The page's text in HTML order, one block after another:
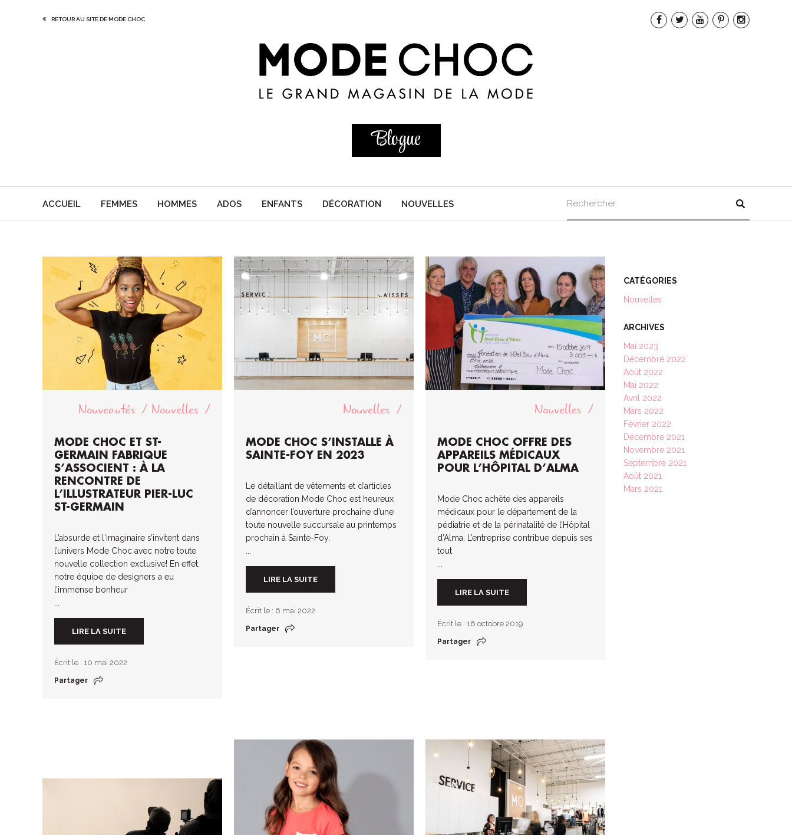
RETOUR AU SITE DE MODE CHOC
Blogue
ACCUEIL FEMMES HOMMES ADOS ENFANTS DÉCORATION NOUVELLES Rechercher
Nouveautés Nouvelles
MODE CHOC ET ST-
GERMAIN FABRIQUE
S’ASSOCIENT : À LA
RENCONTRE DE
L’ILLUSTRATEUR PIER-LUC
ST-GERMAIN
L’absurde et l‘imaginaire s’invitent dans
l’univers Mode Choc avec notre toute
nouvelle collection exclusive! En effet,
notre équipe de designers a eu
l’immense bonheur
LIRE LA SUITE
Écrit le : 10 mai 2022
Partager
Nouvelles
MODE CHOC S’INSTALLE À
SAINTE-FOY EN 2023
Le détaillant de vêtements et d’articles
de décoration Mode Choc est heureux
d’annoncer l’ouverture prochaine d’une
toute nouvelle succursale au printemps
prochain à Sainte-Foy,
LIRE LA SUITE
Écrit le : 6 mai 2022
Partager
Nouvelles
MODE CHOC OFFRE DES
APPAREILS MÉDICAUX
POUR L’HÔPITAL D’ALMA
Mode Choc achète des appareils
médicaux pour le département de la
pédiatrie et de la périnatalité de l’Hôpital
d’Alma. L’entreprise contribue depuis ses
tout
LIRE LA SUITE
Écrit le : 16 octobre 2019
Partager
CATÉGORIES
Nouvelles
ARCHIVES
Mai 2023
Décembre 2022
Août 2022
Mai 2022
Avril 2022
Mars 2022
Février 2022
Décembre 2021
Novembre 2021
Septembre 2021
Août 2021
Mars 2021